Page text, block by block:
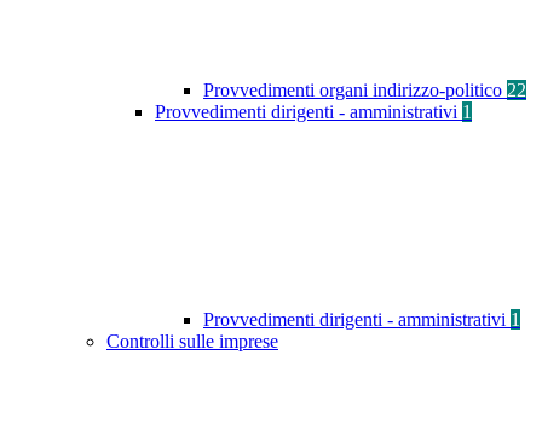
Provvedimenti organi indirizzo-politico 22
Provvedimenti dirigenti - amministrativi 1
Provvedimenti dirigenti - amministrativi 1
Controlli sulle imprese